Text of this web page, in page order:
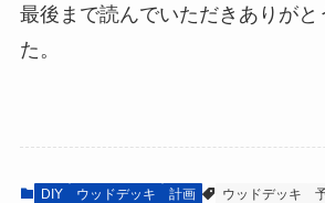
最後まで読んでいただきありがと
た。
DIY ウッドデッキ 計画 ウッドデッキ